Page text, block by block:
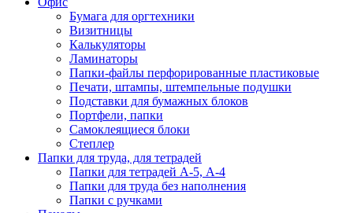
Бумага для оргтехники
Визитницы
Калькуляторы
Ламинаторы
Папки-файлы перфорированные пластиковые
Печати, штампы, штемпельные подушки
Подставки для бумажных блоков
Портфели, папки
Самоклеящиеся блоки
Степлер
Папки для труда, для тетрадей
Папки для тетрадей А-5, А-4
Папки для труда без наполнения
Папки с ручками